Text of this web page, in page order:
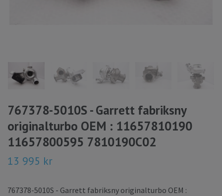
767378-5010S - Garrett fabriksny
originalturbo OEM : 11657810190
11657800595 7810190C02
13 995 kr
767378-5010S - Garrett fabriksny originalturbo OEM :